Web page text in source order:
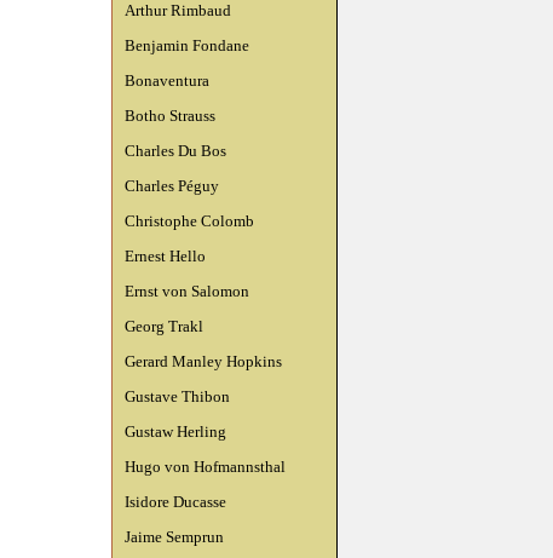
Arthur Rimbaud
Benjamin Fondane
Bonaventura
Botho Strauss
Charles Du Bos
Charles Péguy
Christophe Colomb
Ernest Hello
Ernst von Salomon
Georg Trakl
Gerard Manley Hopkins
Gustave Thibon
Gustaw Herling
Hugo von Hofmannsthal
Isidore Ducasse
Jaime Semprun